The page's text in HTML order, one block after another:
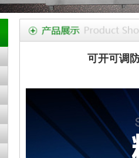
可开可调